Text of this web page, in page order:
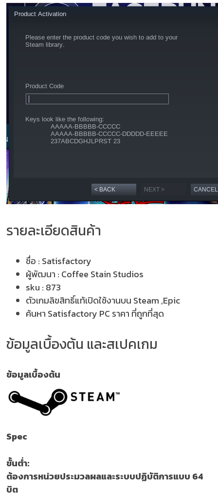
รายละเอียดสินค้า
ชื่อ : Satisfactory
ผู้พัฒนา : Coffee Stain Studios
sku : 873
ตัวเกมลิขสิทธิ์แท้เปิดใช้งานบน Steam ,Epic
ค้นหา Satisfactory PC ราคา ที่ถูกที่สุด
ข้อมูลเบื้องต้น และสเปคเกม
ข้อมูลเบื้องต้น
Spec
ขั้นต่ำ:
ต้องการหน่วยประมวลผลและระบบปฏิบัติการแบบ 64
บิต